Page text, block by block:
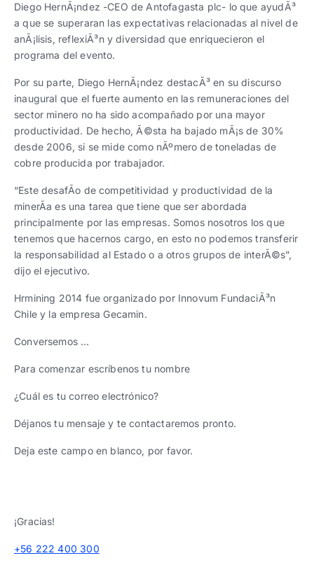
Diego HernÃ¡ndez -CEO de Antofagasta plc- lo que ayudÃ³
a que se superaran las expectativas relacionadas al nivel de
anÃ¡lisis, reflexiÃ³n y diversidad que enriquecieron el
programa del evento.
Por su parte, Diego HernÃ¡ndez destacÃ³ en su discurso
inaugural que el fuerte aumento en las remuneraciones del
sector minero no ha sido acompañado por una mayor
productividad. De hecho, Ã©sta ha bajado mÃ¡s de 30%
desde 2006, si se mide como nÃºmero de toneladas de
cobre producida por trabajador.
“Este desafÃ­o de competitividad y productividad de la
minerÃ­a es una tarea que tiene que ser abordada
principalmente por las empresas. Somos nosotros los que
tenemos que hacernos cargo, en esto no podemos transferir
la responsabilidad al Estado o a otros grupos de interÃ©s”,
dijo el ejecutivo.
Hrmining 2014 fue organizado por Innovum FundaciÃ³n
Chile y la empresa Gecamin.
Conversemos …
Para comenzar escríbenos tu nombre
¿Cuál es tu correo electrónico?
Déjanos tu mensaje y te contactaremos pronto.
Deja este campo en blanco, por favor.
¡Gracias!
+56 222 400 300